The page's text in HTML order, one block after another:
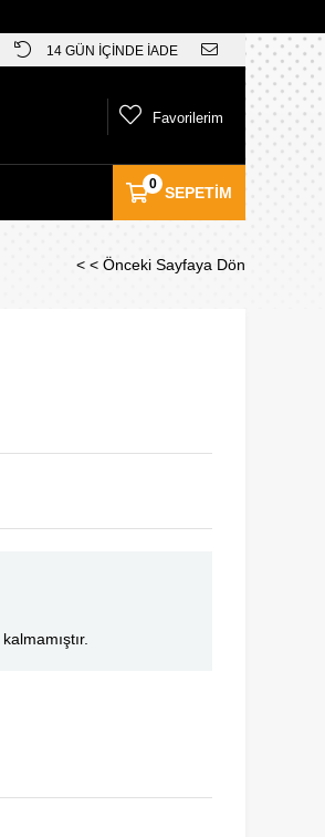
14 GÜN İÇİNDE İADE
SEPETIM
0
Favorilerim
< < Önceki Sayfaya Dön